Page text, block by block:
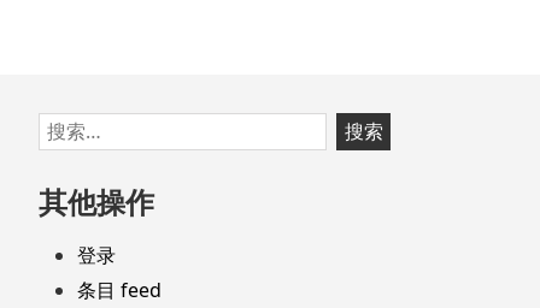
跳
至
页
脚
搜
索：
其他操作
登录
条目 feed